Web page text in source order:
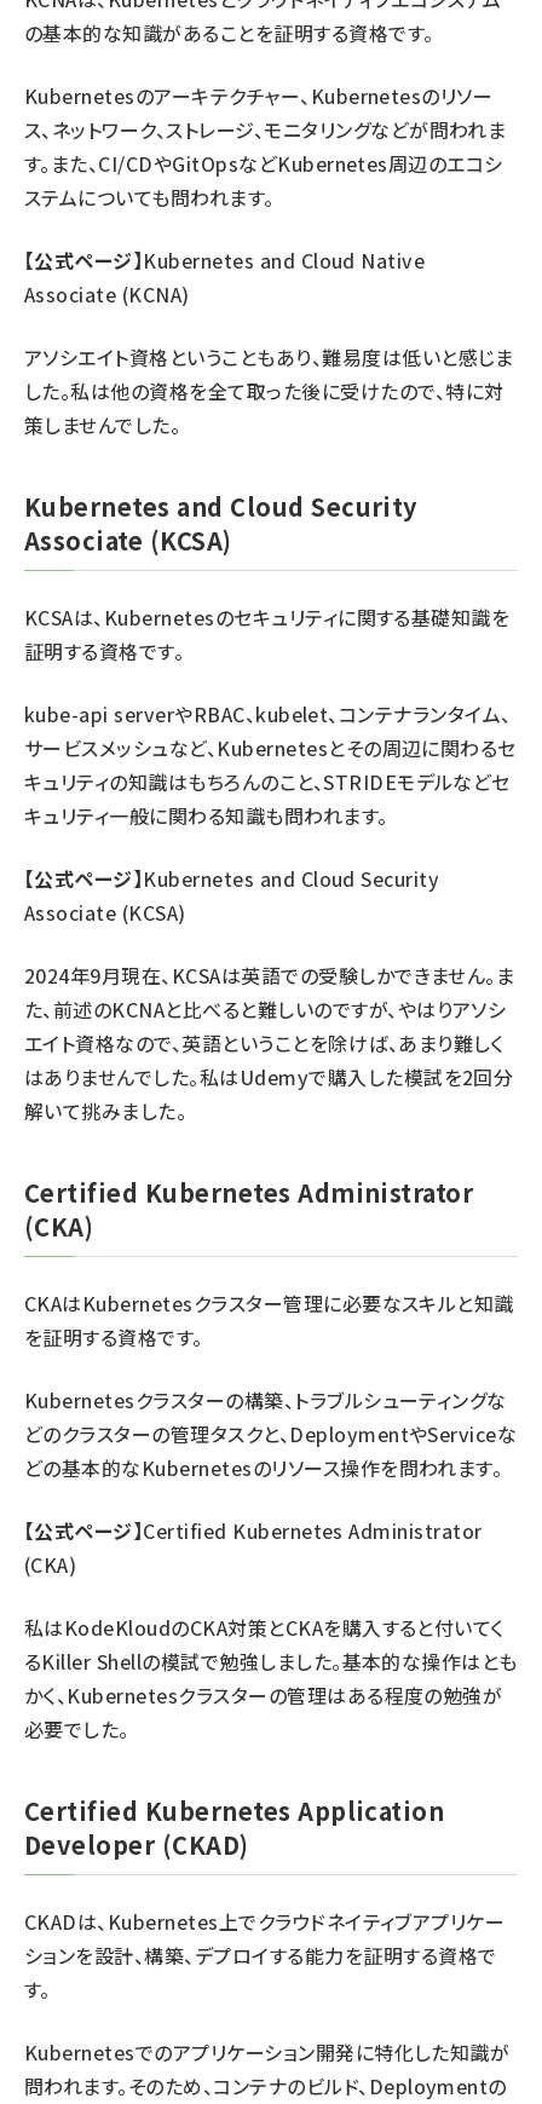
の基本的な知識があることを証明する資格です。
Kubernetesのアーキテクチャー、Kubernetesのリソー
ス、ネットワーク、ストレージ、モニタリングなどが問われま
す。また、CI/CDやGitOpsなどKubernetes周辺のエコシ
ステムについても問われます。
【公式ページ】Kubernetes and Cloud Native
Associate (KCNA)
アソシエイト資格ということもあり、難易度は低いと感じま
した。私は他の資格を全て取った後に受けたので、特に対
策しませんでした。
Kubernetes and Cloud Security
Associate (KCSA)
KCSAは、Kubernetesのセキュリティに関する基礎知識を
証明する資格です。
kube-api serverやRBAC、kubelet、コンテナランタイム、
サービスメッシュなど、Kubernetesとその周辺に関わるセ
キュリティの知識はもちろんのこと、STRIDEモデルなどセ
キュリティ一般に関わる知識も問われます。
【公式ページ】Kubernetes and Cloud Security
Associate (KCSA)
2024年9月現在、KCSAは英語での受験しかできません。ま
た、前述のKCNAと比べると難しいのですが、やはりアソシ
エイト資格なので、英語ということを除けば、あまり難しく
はありませんでした。私はUdemyで購入した模試を2回分
解いて挑みました。
Certified Kubernetes Administrator
(CKA)
CKAはKubernetesクラスター管理に必要なスキルと知識
を証明する資格です。
Kubernetesクラスターの構築、トラブルシューティングな
どのクラスターの管理タスクと、DeploymentやServiceな
どの基本的なKubernetesのリソース操作を問われます。
【公式ページ】Certified Kubernetes Administrator
(CKA)
私はKodeKloudのCKA対策とCKAを購入すると付いてく
るKiller Shellの模試で勉強しました。基本的な操作はとも
かく、Kubernetesクラスターの管理はある程度の勉強が
必要でした。
Certified Kubernetes Application
Developer (CKAD)
CKADは、Kubernetes上でクラウドネイティブアプリケー
ションを設計、構築、デプロイする能力を証明する資格で
す。
Kubernetesでのアプリケーション開発に特化した知識が
問われます。そのため、コンテナのビルド、Deploymentの